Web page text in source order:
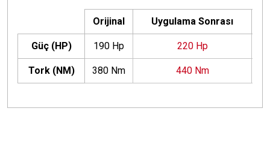
Orijinal Uygulama Sonrası
Güç (HP) 190 Hp 220 Hp
Tork (NM) 380 Nm 440 Nm